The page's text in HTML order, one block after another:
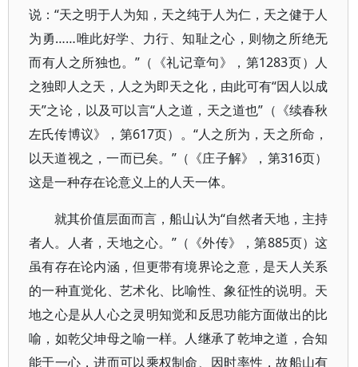
说：“天之明于人为知，天之纯于人为仁，天之健于人
为勇……唯此好学、力行、知耻之心，则物之所绝无
而有人之所独也。”（《礼记章句》，第1283页）人
之独即人之天，人之为即天之化，由此可有“因人以成
天”之论，以及可以言“人之道，天之道也”（《续春秋
左氏传博议》，第617页）。“人之所为，天之所命，
以天道视之，一而已矣。”（《庄子解》，第316页）
这是一种存在论意义上的人天一体。
就其价值层面而言，船山认为“自然者天地，主持
者人。人者，天地之心。”（《外传》，第885页）这
虽有存在论内涵，但更带有境界论之意，是天人关系
的一种直觉化、艺术化、比喻性、象征性的说明。天
地之心是从人心之灵明知觉和反思功能方面做出的比
喻，如乾父坤母之喻一样。人继承了乾坤之道，合知
能于一心，进而可以乘权制命、因时率性，故船山有